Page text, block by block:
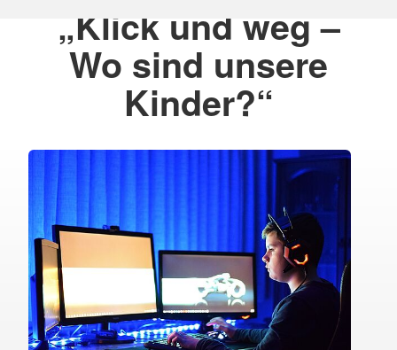
„Klick und weg –
Wo sind unsere
Kinder?“